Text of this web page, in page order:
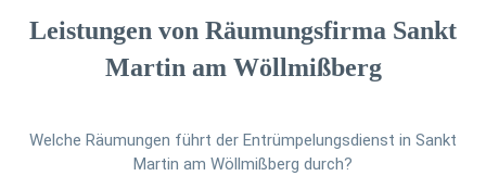
Leistungen von Räumungsfirma Sankt
Martin am Wöllmißberg
Welche Räumungen führt der Entrümpelungsdienst in Sankt
Martin am Wöllmißberg durch?